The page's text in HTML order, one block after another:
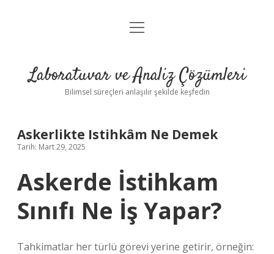
Anasayfa
Yasal Uyarı
menüyü
Laboratuvar ve Analiz Çözümleri
Bilimsel süreçleri anlaşılır şekilde keşfedin
Askerlikte Istihkâm Ne Demek
Tarih: Mart 29, 2025
Askerde İstihkam
Sınıfı Ne İş Yapar?
Tahkimatlar her türlü görevi yerine getirir, örneğin: